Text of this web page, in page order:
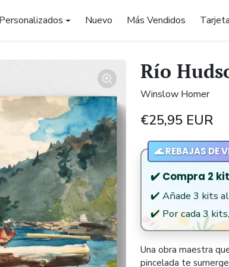
Nuevo Más Vendidos
Río
Winslow Homer
€25,95 EUR
🌊 REBAJAS DE
✔️ Compra 2
✔️ Añade 3 kits
✔️ Por cada 3
Una obra maestra
pincelada te